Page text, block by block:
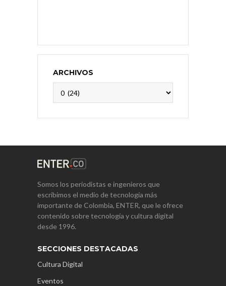
ARCHIVOS
Somos los periodistas e ingenieros que
escribimos el medio de tecnología más
importante de Colombia, ENTER, que le ofrece
contenido sobre tecnología y cultura digital
desde 1996.
SECCIONES DESTACADAS
Cultura Digital
Eventos